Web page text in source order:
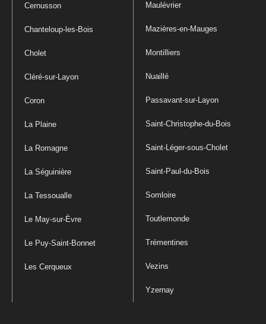
Cernusson
Chanteloup-les-Bois
Cholet
Cléré-sur-Layon
Coron
La Plaine
La Romagne
La Séguinière
La Tessoualle
Le May-sur-Èvre
Le Puy-Saint-Bonnet
Les Cerqueux
Maulévrier
Mazières-en-Mauges
Montilliers
Nuaillé
Passavant-sur-Layon
Saint-Christophe-du-Bois
Saint-Léger-sous-Cholet
Saint-Paul-du-Bois
Somloire
Toutlemonde
Trémentines
Vezins
Yzernay